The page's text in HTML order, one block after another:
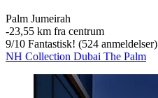
Palm Jumeirah
‐23,55 km fra centrum
9/10 Fantastisk! (524 anmeldelser)
NH Collection Dubai The Palm